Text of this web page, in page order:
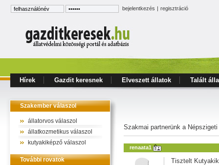
bejelentkezés | regisztráció
Hírek Gazdit keresnek Elveszett állatok Talált
Szakember válaszol
állatorvos válaszol
állatkozmetikus válaszol
kutyakiképző válaszol
További rovatok
Szakmai partnerünk a
renaata1
Tisztelt